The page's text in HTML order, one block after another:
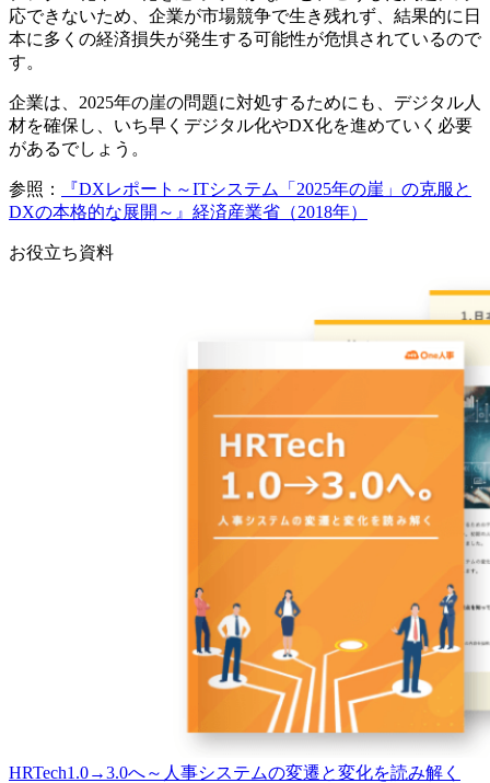
応できないため、企業が市場競争で生き残れず、結果的に日
本に多くの経済損失が発生する可能性が危惧されているので
す。
企業は、2025年の崖の問題に対処するためにも、デジタル人
材を確保し、いち早くデジタル化やDX化を進めていく必要
があるでしょう。
参照：
『DXレポート～ITシステム「2025年の崖」の克服と
DXの本格的な展開～』経済産業省（2018年）
お役立ち資料
HRTech1.0→3.0へ～人事システムの変遷と変化を読み解く